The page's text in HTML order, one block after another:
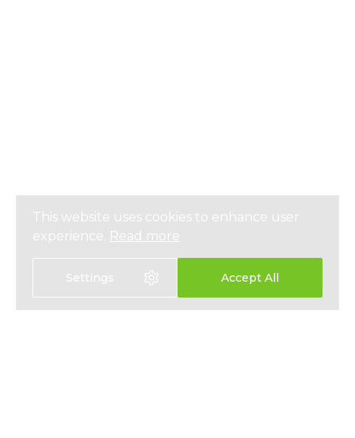
This website uses cookies to enhance user
experience. Read more
Settings Accept All